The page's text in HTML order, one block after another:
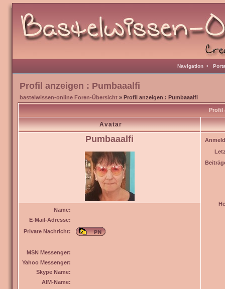
Navigation •
Profil anzeigen : Pumbaaalfi
bastelwissen-online Foren-Übersicht » Profil anzeigen : Pumbaaalfi
Profil
Avatar
Pumbaaalfi
Name:
E-Mail-Adresse:
Private Nachricht:
MSN Messenger:
Yahoo Messenger:
Skype Name:
AIM-Name: